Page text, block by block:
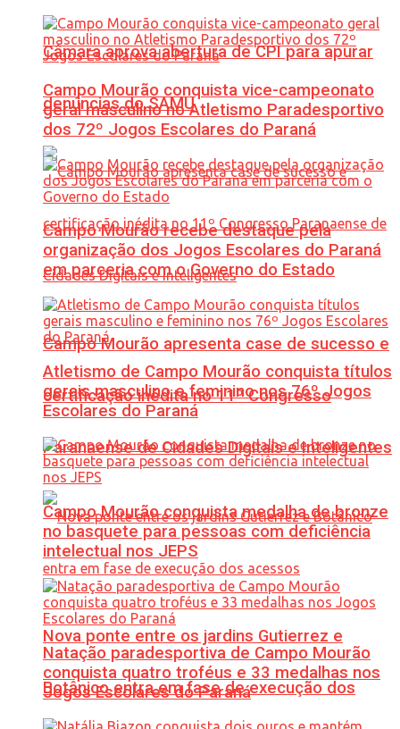
Câmara aprova abertura de CPI para apurar
denúncias do SAMU
Campo Mourão apresenta case de sucesso e
certificação inédita no 11º Congresso
Paranaense de Cidades Digitais e Inteligentes
Nova ponte entre os jardins Gutierrez e
Botânico entra em fase de execução dos
Campo Mourão conquista vice-campeonato
geral masculino no Atletismo Paradesportivo
dos 72º Jogos Escolares do Paraná
Campo Mourão recebe destaque pela
organização dos Jogos Escolares do Paraná
em parceria com o Governo do Estado
Atletismo de Campo Mourão conquista títulos
gerais masculino e feminino nos 76º Jogos
Escolares do Paraná
Campo Mourão conquista medalha de bronze
no basquete para pessoas com deficiência
intelectual nos JEPS
Natação paradesportiva de Campo Mourão
conquista quatro troféus e 33 medalhas nos
Jogos Escolares do Paraná